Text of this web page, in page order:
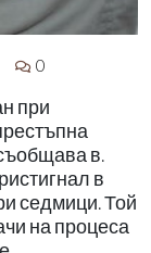
0
при
в.
в
седмици. Той
на процеса